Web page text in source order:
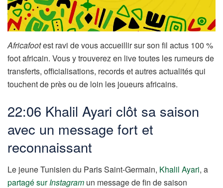
Africafootest ravi de vous accueillir sur son fil actus 100 %
foot africain. Vous y trouverez en live toutes les rumeurs de
transferts, officialisations, records et autres actualités qui
touchent de près ou de loin les joueurs africains.
22:06 Khalil Ayari clôt sa saison
avec un message fort et
reconnaissant
Le jeune Tunisien du Paris Saint-Germain, Khalil Ayari, a
partagé surInstagram un message de fin de saison